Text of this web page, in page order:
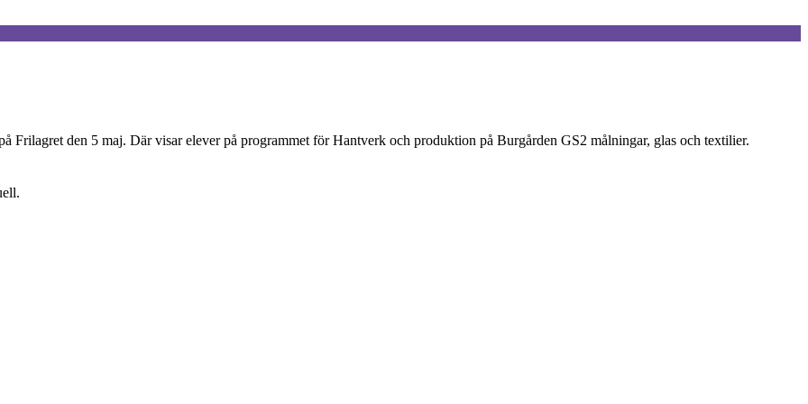
Frilagret den 5 maj. Där visar elever på programmet för Hantverk och produktion på Burgården GS2 målningar, glas och textilier.